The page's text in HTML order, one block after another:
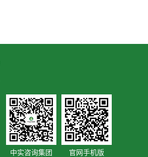
中实咨询集团
官网手机版